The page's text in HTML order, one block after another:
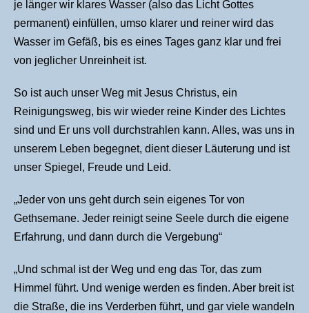
je länger wir klares Wasser (also das Licht Gottes
permanent) einfüllen, umso klarer und reiner wird das
Wasser im Gefäß, bis es eines Tages ganz klar und frei
von jeglicher Unreinheit ist.
So ist auch unser Weg mit Jesus Christus, ein
Reinigungsweg, bis wir wieder reine Kinder des Lichtes
sind und Er uns voll durchstrahlen kann. Alles, was uns in
unserem Leben begegnet, dient dieser Läuterung und ist
unser Spiegel, Freude und Leid.
„Jeder von uns geht durch sein eigenes Tor von
Gethsemane. Jeder reinigt seine Seele durch die eigene
Erfahrung, und dann durch die Vergebung“
„Und schmal ist der Weg und eng das Tor, das zum
Himmel führt. Und wenige werden es finden. Aber breit ist
die Straße, die ins Verderben führt, und gar viele wandeln